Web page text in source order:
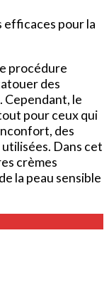
efficaces pour la
procédure
des
Cependant, le
pour ceux qui
des
Dans cet
crèmes
la peau sensible